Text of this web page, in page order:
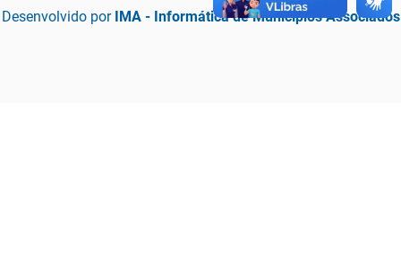
Desenvolvido por IMA - Informática de Municípios Associados